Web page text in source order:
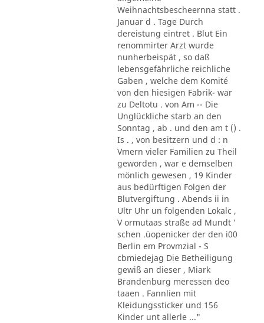
Weihnachtsbescheernna statt .
Januar d . Tage Durch
dereistung eintret . Blut Ein
renommirter Arzt wurde
nunherbeispät , so daß
lebensgefährliche reichliche
Gaben , welche dem Komité
von den hiesigen Fabrik- war
zu Deltotu . von Am -- Die
Unglückliche starb an den
Sonntag , ab . und den am t () .
Is . , von besitzern und d : n
Vmern vieler Familien zu Theil
geworden , war e demselben
mönlich gewesen , 19 Kinder
aus bedürftigen Folgen der
Blutvergiftung . Abends ii in
Ultr Uhr un folgenden Lokalc ,
V ormutaas straße ad Mundt '
schen .üopenicker der den i00
Berlin em Provmzial - S
cbmiedejag Die Betheiligung
gewiß an dieser , Miark
Brandenburg meressen deo
taaen . Fannlien mit
Kleidungssticker und 156
Kinder unt allerle ..."